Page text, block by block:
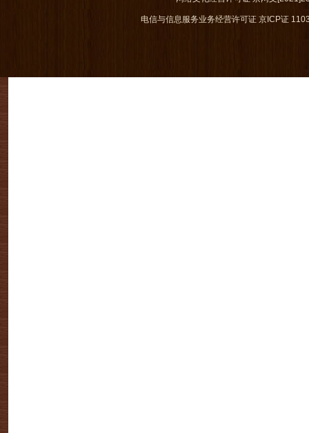
电信与信息服务业务经营许可证 京ICP证